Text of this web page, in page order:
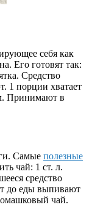
себя как
Его готовят так:
Средство
1 порции хватает
Принимают в
Самые полезные
чай: 1 ст. л.
средство
до еды выпивают
чай.